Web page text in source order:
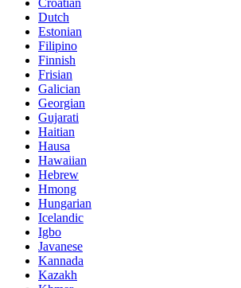
Croatian
Dutch
Estonian
Filipino
Finnish
Frisian
Galician
Georgian
Gujarati
Haitian
Hausa
Hawaiian
Hebrew
Hmong
Hungarian
Icelandic
Igbo
Javanese
Kannada
Kazakh